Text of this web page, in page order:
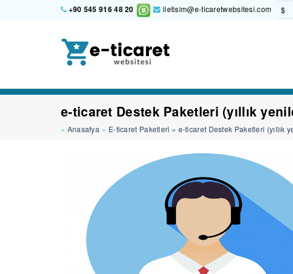
+90 545 916 48 20 iletisim@e-ticaretwebsitesi.com $
e-ticaret Destek Paketleri (yıllık
Anasafya E-ticaret Paketleri e-ticaret Destek Paketleri (yıllık